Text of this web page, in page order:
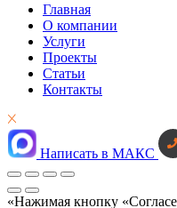
Главная
О компании
Услуги
Проекты
Статьи
Контакты
Написать в МАКС
«Нажимая кнопку